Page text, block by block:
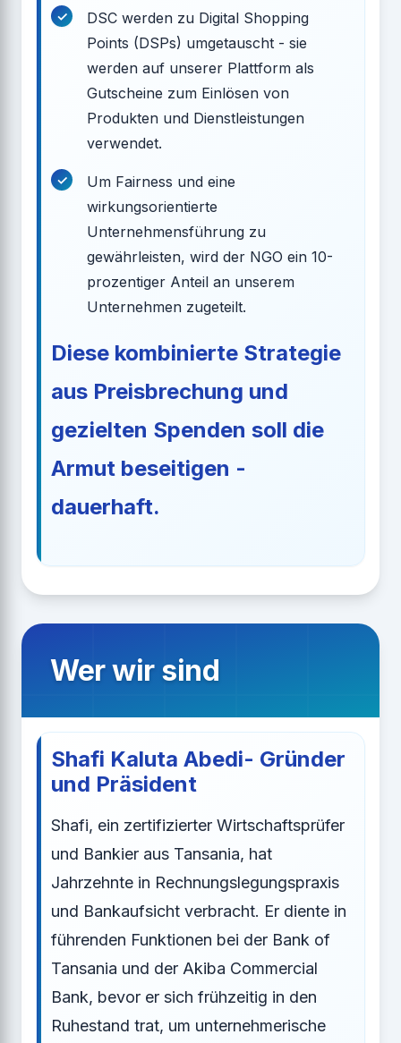
DSC werden zu Digital Shopping
Points (DSPs) umgetauscht - sie
werden auf unserer Plattform als
Gutscheine zum Einlösen von
Produkten und Dienstleistungen
verwendet.
Um Fairness und eine
wirkungsorientierte
Unternehmensführung zu
gewährleisten, wird der NGO ein 10-
prozentiger Anteil an unserem
Unternehmen zugeteilt.
Diese kombinierte Strategie
aus Preisbrechung und
gezielten Spenden soll die
Armut beseitigen -
dauerhaft.
Wer wir sind
Shafi Kaluta Abedi- Gründer
und Präsident
Shafi, ein zertifizierter Wirtschaftsprüfer
und Bankier aus Tansania, hat
Jahrzehnte in Rechnungslegungspraxis
und Bankaufsicht verbracht. Er diente in
führenden Funktionen bei der Bank of
Tansania und der Akiba Commercial
Bank, bevor er sich frühzeitig in den
Ruhestand trat, um unternehmerische